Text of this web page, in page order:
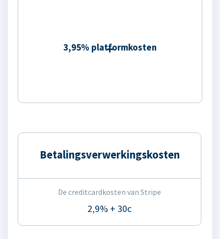
3,95% platformkosten
Betalingsverwerkingskosten
De creditcardkosten van Stripe
2,9% + 30c